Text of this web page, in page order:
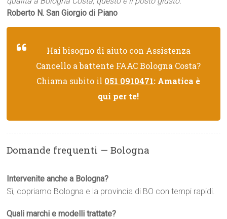
Roberto N. San Giorgio di Piano
Hai bisogno di aiuto con Assistenza
Cancello a battente FAAC Bologna Costa?
Chiama subito il 051 0910471: Amatica è
qui per te!
Domande frequenti — Bologna
Intervenite anche a Bologna?
Sì, copriamo Bologna e la provincia di BO con tempi rapidi.
Quali marchi e modelli trattate?